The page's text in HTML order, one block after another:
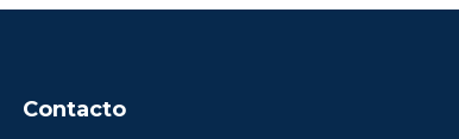
Contacto